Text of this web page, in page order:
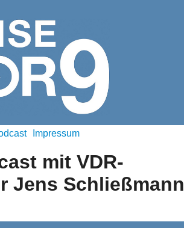
Impressum
mit VDR-
Jens Schließmann